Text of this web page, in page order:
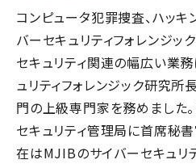
コンピュータ犯罪捜査、ハッキ
バーセキュリティフォレンジッ
セキュリティ関連の幅広い業
ュリティフォレンジック研究所
門の上級専門家を務めました
セキュリティ管理局に首席秘
在はMJIBのサイバーセキュリ